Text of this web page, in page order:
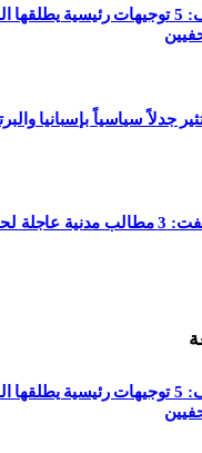
حقوق المؤلف: 5 توجيهات رئيسية
جدلاً سياسياً بإسبانيا
شواطئ ميرلفت: 3 مطالب مدنية
حقوق المؤلف: 5 توجيهات رئيسية